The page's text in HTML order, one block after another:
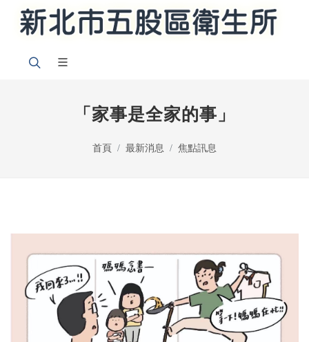
「家事是全家的事」
首頁 最新消息 焦點訊息